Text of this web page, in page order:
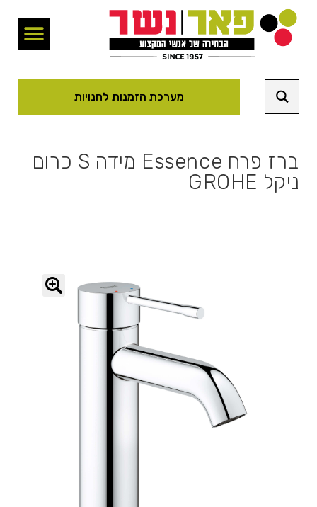
מערכת הזמנות לחנויות
ברז פרח Essence מידה S כרום
ניקל GROHE